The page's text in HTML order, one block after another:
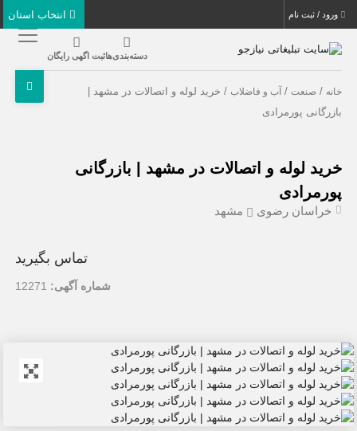
ورود / ثبت نام
دسته‌بندی‌هاثبت اگهی رایگان
خانه /صنعت / آب و فاضلاب / خرید لوله و اتصالات در مشهد |
بازرگانی پورمرادی
خرید لوله و اتصالات در مشهد | بازرگانی
پورمرادی
خراسان رضوی مشهد
تماس بگیرید
شماره آگهی: 12271